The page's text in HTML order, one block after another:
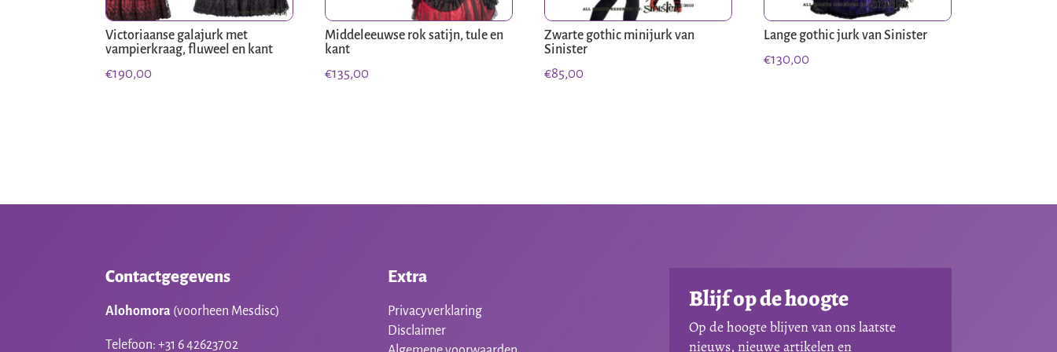
Victoriaanse galajurk met
vampierkraag, fluweel en kant
€190,00
Middeleeuwse rok satijn, tule en
kant
€135,00
Zwarte gothic minijurk van
Sinister
€85,00
Lange gothic jurk van Sinister
€130,00
Contactgegevens
Alohomora (voorheen Mesdisc)
Telefoon: +31 6 42623702
Extra
Privacyverklaring
Disclaimer
Blijf op de hoogte
Op de hoogte blijven van ons laatste
nieuws, nieuwe artikelen en